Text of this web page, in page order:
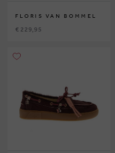
FLORIS VAN BOMMEL
€ 229,95